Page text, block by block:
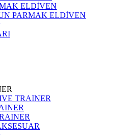
ELDİVEN
PARMAK ELDİVEN
TRAINER